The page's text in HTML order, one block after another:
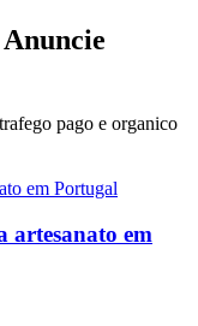
Anuncie
pago e organico
artesanato em